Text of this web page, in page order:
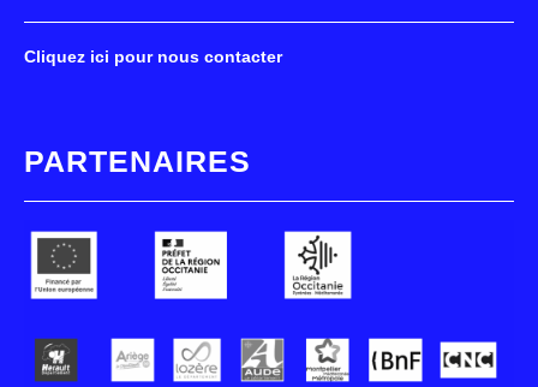
Cliquez ici pour nous contacter
PARTENAIRES